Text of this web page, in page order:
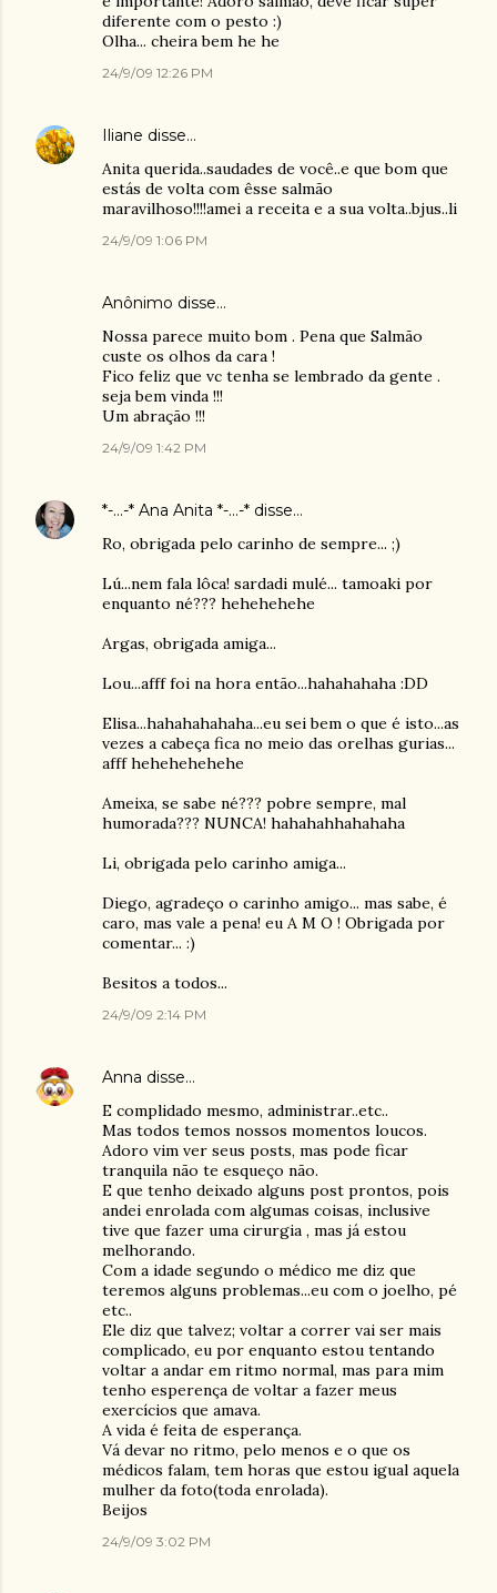
diferente com o pesto :)
Olha... cheira bem he he
24/9/09 12:26 PM
Iliane disse…
Anita querida..saudades de você..e que bom que
estás de volta com êsse salmão
maravilhoso!!!!amei a receita e a sua volta..bjus..li
24/9/09 1:06 PM
Anônimo disse…
Nossa parece muito bom . Pena que Salmão
custe os olhos da cara !
Fico feliz que vc tenha se lembrado da gente .
seja bem vinda !!!
Um abração !!!
24/9/09 1:42 PM
*-...-* Ana Anita *-...-* disse…
Ro, obrigada pelo carinho de sempre... ;)
Lú...nem fala lôca! sardadi mulé... tamoaki por
enquanto né??? hehehehehe
Argas, obrigada amiga...
Lou...afff foi na hora então...hahahahaha :DD
Elisa...hahahahahaha...eu sei bem o que é isto...as
vezes a cabeça fica no meio das orelhas gurias...
afff hehehehehehe
Ameixa, se sabe né??? pobre sempre, mal
humorada??? NUNCA! hahahahhahahaha
Li, obrigada pelo carinho amiga...
Diego, agradeço o carinho amigo... mas sabe, é
caro, mas vale a pena! eu A M O ! Obrigada por
comentar... :)
Besitos a todos...
24/9/09 2:14 PM
Anna disse…
E complidado mesmo, administrar..etc..
Mas todos temos nossos momentos loucos.
Adoro vim ver seus posts, mas pode ficar
tranquila não te esqueço não.
E que tenho deixado alguns post prontos, pois
andei enrolada com algumas coisas, inclusive
tive que fazer uma cirurgia , mas já estou
melhorando.
Com a idade segundo o médico me diz que
teremos alguns problemas...eu com o joelho, pé
etc..
Ele diz que talvez; voltar a correr vai ser mais
complicado, eu por enquanto estou tentando
voltar a andar em ritmo normal, mas para mim
tenho esperença de voltar a fazer meus
exercícios que amava.
A vida é feita de esperança.
Vá devar no ritmo, pelo menos e o que os
médicos falam, tem horas que estou igual aquela
mulher da foto(toda enrolada).
Beijos
24/9/09 3:02 PM